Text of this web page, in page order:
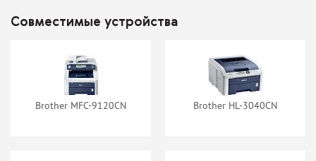
Совместимые устройства
Brother MFC-9120CN Brother HL-3040CN